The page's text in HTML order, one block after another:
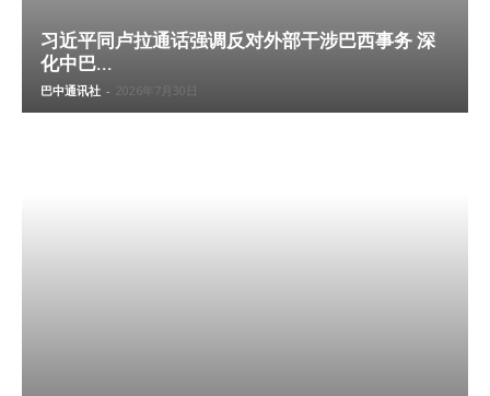
习近平同卢拉通话强调反对外部干涉巴西事务 深
化中巴...
巴中通讯社 - 2026年7月30日